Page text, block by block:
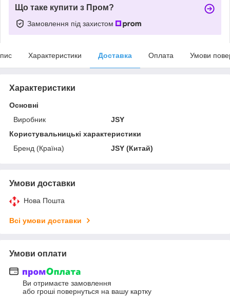
Що таке купити з Пром?
Замовлення під захистом
Характеристики Доставка Оплата Умови
Характеристики
Основні
Виробник
JSY
Користувальницькі характеристики
Бренд (Країна)
JSY (Китай)
Умови доставки
Нова Пошта
Всі умови доставки
Умови оплати
Ви отримаєте замовлення
або гроші повернуться на вашу картку